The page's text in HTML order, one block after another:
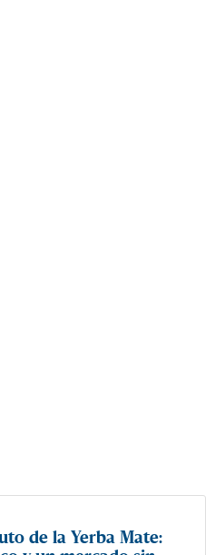
de la Yerba Mate: